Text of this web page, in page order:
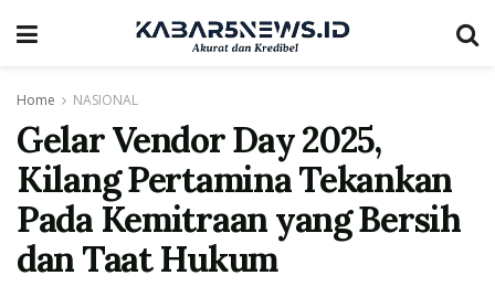
Home NASIONAL
Gelar Vendor Day 2025,
Kilang Pertamina Tekankan
Pada Kemitraan yang Bersih
dan Taat Hukum